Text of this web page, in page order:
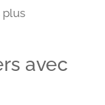
plus
avec